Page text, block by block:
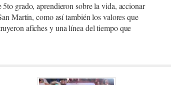
grado, aprendieron sobre la vida, accionar
Martín, como así también los valores que
afiches y una línea del tiempo que